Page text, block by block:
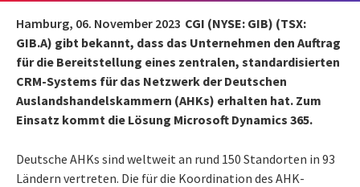
Hamburg, 06. November 2023 CGI (NYSE: GIB) (TSX:
GIB.A) gibt bekannt, dass das Unternehmen den Auftrag
für die Bereitstellung eines zentralen, standardisierten
CRM-Systems für das Netzwerk der Deutschen
Auslandshandelskammern (AHKs) erhalten hat. Zum
Einsatz kommt die Lösung Microsoft Dynamics 365.
Deutsche AHKs sind weltweit an rund 150 Standorten in 93
Ländern vertreten. Die für die Koordination des AHK-